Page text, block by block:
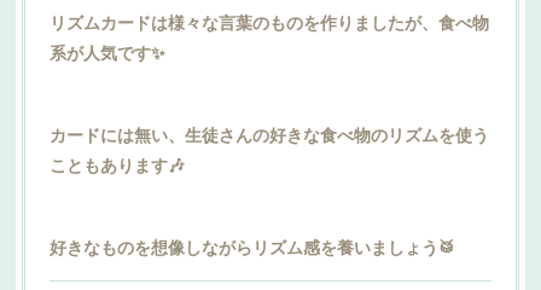
リズムカードは様々な言葉のものを作りましたが、食べ物
系が人気です✨️
カードには無い、生徒さんの好きな食べ物のリズムを使う
こともあります🎶
好きなものを想像しながらリズム感を養いましょう🥁